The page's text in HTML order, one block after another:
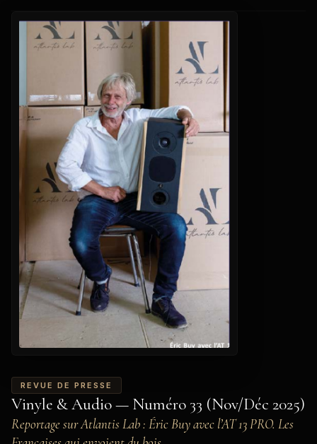
REVUE DE PRESSE
Vinyle & Audio — Numéro 33 (Nov/Déc 2025)
Reportage sur Atlantis Lab : Éric Buy avec l’AT 13 PRO. Les